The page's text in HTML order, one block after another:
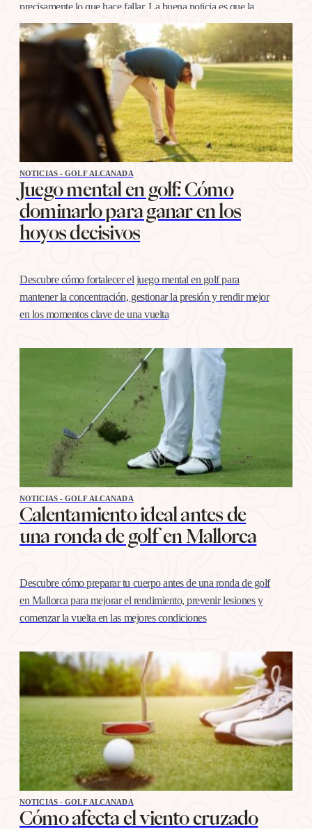
precisamente lo que hace fallar. La buena noticia es que la
confianza en esta distancia se entrena igual que cualquier
otro…
NOTICIAS - GOLF ALCANADA
Juego mental en golf: Cómo
dominarlo para ganar en los
hoyos decisivos
Descubre cómo fortalecer el juego mental en golf para
mantener la concentración, gestionar la presión y rendir mejor
en los momentos clave de una vuelta
NOTICIAS - GOLF ALCANADA
Calentamiento ideal antes de
una ronda de golf en Mallorca
Descubre cómo preparar tu cuerpo antes de una ronda de golf
en Mallorca para mejorar el rendimiento, prevenir lesiones y
comenzar la vuelta en las mejores condiciones
NOTICIAS - GOLF ALCANADA
Cómo afecta el viento cruzado